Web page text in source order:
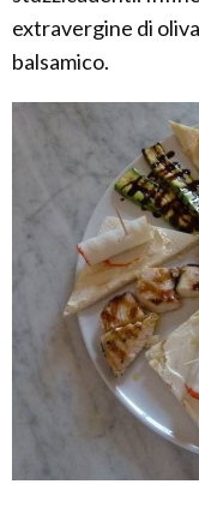
extravergine di
balsamico.